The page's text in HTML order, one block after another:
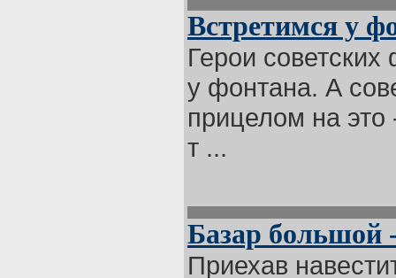
Встретимся у
Герои
у фонтана. А
прицелом на
т ...
Базар большой
Приехав